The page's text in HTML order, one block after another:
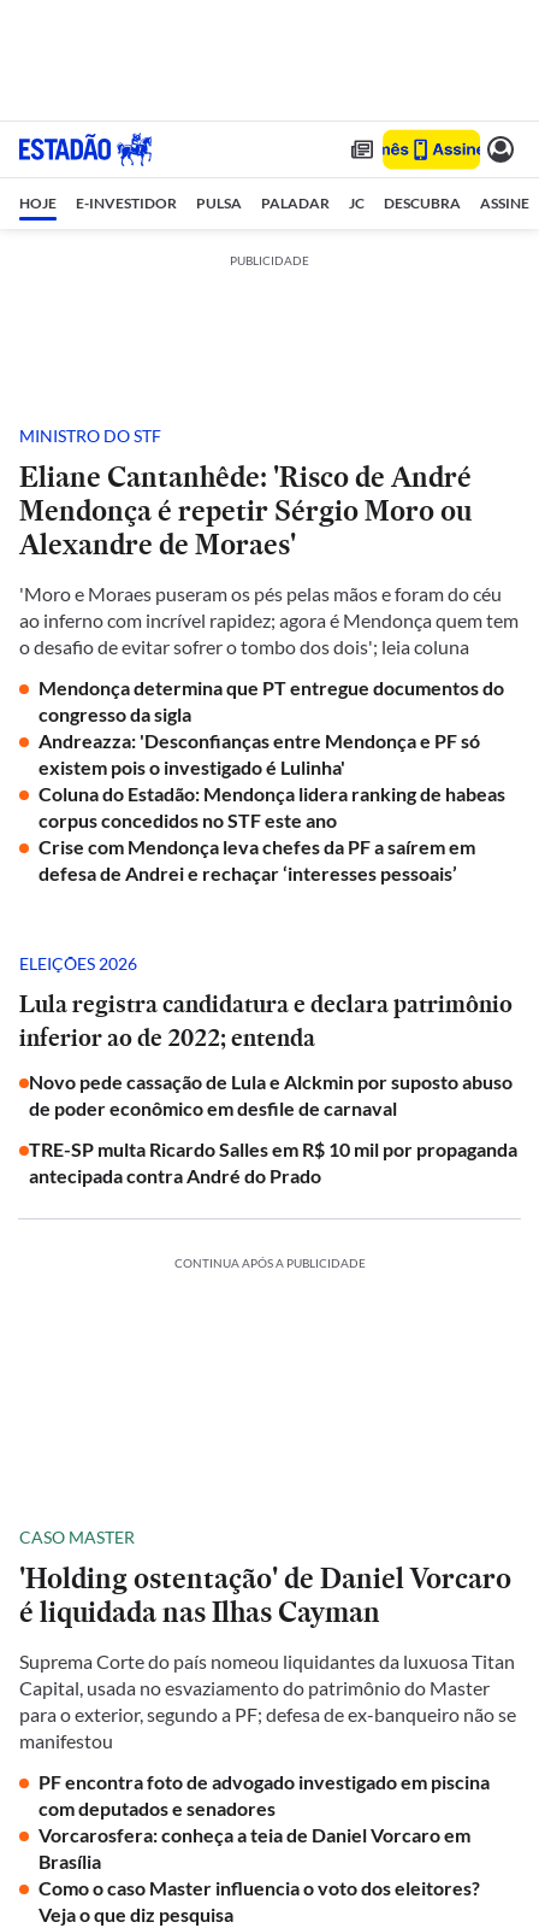
HOJE E-INVESTIDOR PULSA PALADAR JC DESCUBRA ASSINE
PUBLICIDADE
MINISTRO DO STF
Eliane Cantanhêde: 'Risco de André
Mendonça é repetir Sérgio Moro ou
Alexandre de Moraes'
'Moro e Moraes puseram os pés pelas mãos e foram do céu
ao inferno com incrível rapidez; agora é Mendonça quem tem
o desafio de evitar sofrer o tombo dos dois'; leia coluna
Mendonça determina que PT entregue documentos do
congresso da sigla
Andreazza: 'Desconfianças entre Mendonça e PF só
existem pois o investigado é Lulinha'
Coluna do Estadão: Mendonça lidera ranking de habeas
corpus concedidos no STF este ano
Crise com Mendonça leva chefes da PF a saírem em
defesa de Andrei e rechaçar ‘interesses pessoais’
ELEIÇÕES 2026
Lula registra candidatura e declara patrimônio
inferior ao de 2022; entenda
Novo pede cassação de Lula e Alckmin por suposto abuso
de poder econômico em desfile de carnaval
TRE-SP multa Ricardo Salles em R$ 10 mil por propaganda
antecipada contra André do Prado
CONTINUA APÓS A PUBLICIDADE
CASO MASTER
'Holding ostentação' de Daniel Vorcaro
é liquidada nas Ilhas Cayman
Suprema Corte do país nomeou liquidantes da luxuosa Titan
Capital, usada no esvaziamento do patrimônio do Master
para o exterior, segundo a PF; defesa de ex-banqueiro não se
manifestou
PF encontra foto de advogado investigado em piscina
com deputados e senadores
Vorcarosfera: conheça a teia de Daniel Vorcaro em
Brasília
Como o caso Master influencia o voto dos eleitores?
Veja o que diz pesquisa